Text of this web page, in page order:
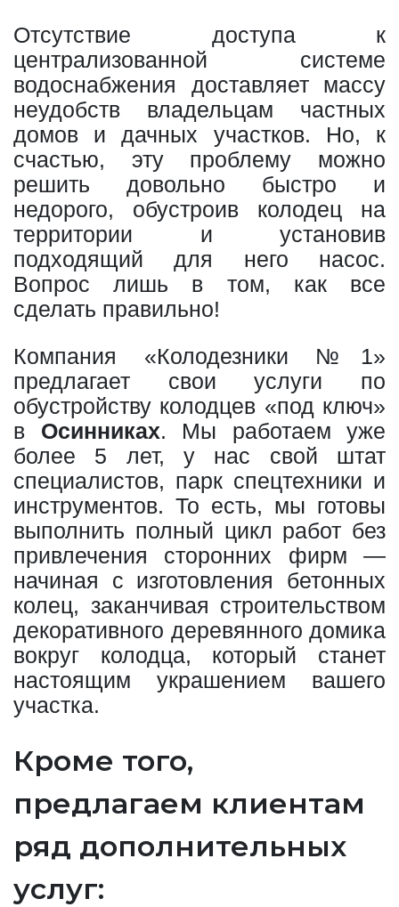
Отсутствие доступа к
централизованной системе
водоснабжения доставляет массу
неудобств владельцам частных
домов и дачных участков. Но, к
счастью, эту проблему можно
решить довольно быстро и
недорого, обустроив колодец на
территории и установив
подходящий для него насос.
Вопрос лишь в том, как все
сделать правильно!
Компания «Колодезники №1»
предлагает свои услуги по
обустройству колодцев «под ключ»
в Осинниках. Мы работаем уже
более 5 лет, у нас свой штат
специалистов, парк спецтехники и
инструментов. То есть, мы готовы
выполнить полный цикл работ без
привлечения сторонних фирм —
начиная с изготовления бетонных
колец, заканчивая строительством
декоративного деревянного домика
вокруг колодца, который станет
настоящим украшением вашего
участка.
Кроме того,
предлагаем клиентам
ряд дополнительных
услуг: